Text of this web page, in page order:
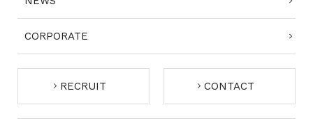
CORPORATE
RECRUIT CONTACT